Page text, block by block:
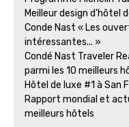
Meilleur design d'hôtel
Conde Nast « Les
intéressantes... »
Condé Nast Traveler
parmi les 10 meilleurs
Hôtel de luxe #1 à San
Rapport mondial et